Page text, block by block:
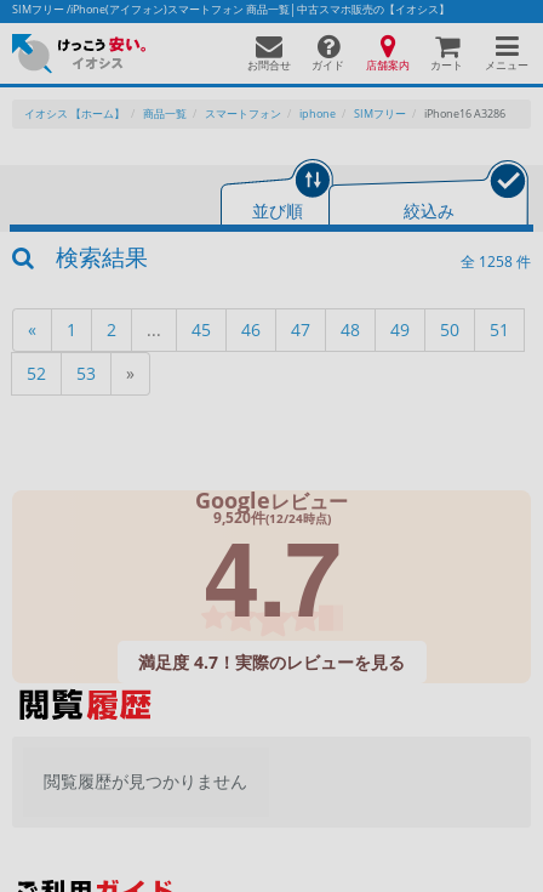
SIMフリー /iPhone(アイフォン)スマートフォン 商品一覧│中古スマホ販売の【イオシス】
お問合せ ガイド 店舗案内 カート メニュー
イオシス 【ホーム】 商品一覧 スマートフォン iphone SIMフリー iPhone16 A3286
並び順 絞込み
検索結果 全 1258件
« 1 2 ... 45 46 47 48 49 50
51
52
53 »
Googleレビュー
9,520件(12/24時点)
4.7
満足度 4.7！実際のレビューを見る
閲覧履歴が見つかりません
かんたんパソコン検索に切り替える
フリーワード
除外ワード
人気の検索ワード： Let's note
商品シリーズ名・ブランド名の絞り込み。
商品の搭載機能による絞り込み
「5G対応」「防水」「ワンセグ」など
ドライブ
ドライブの絞り込み
「新品」「未使用」「中古」など